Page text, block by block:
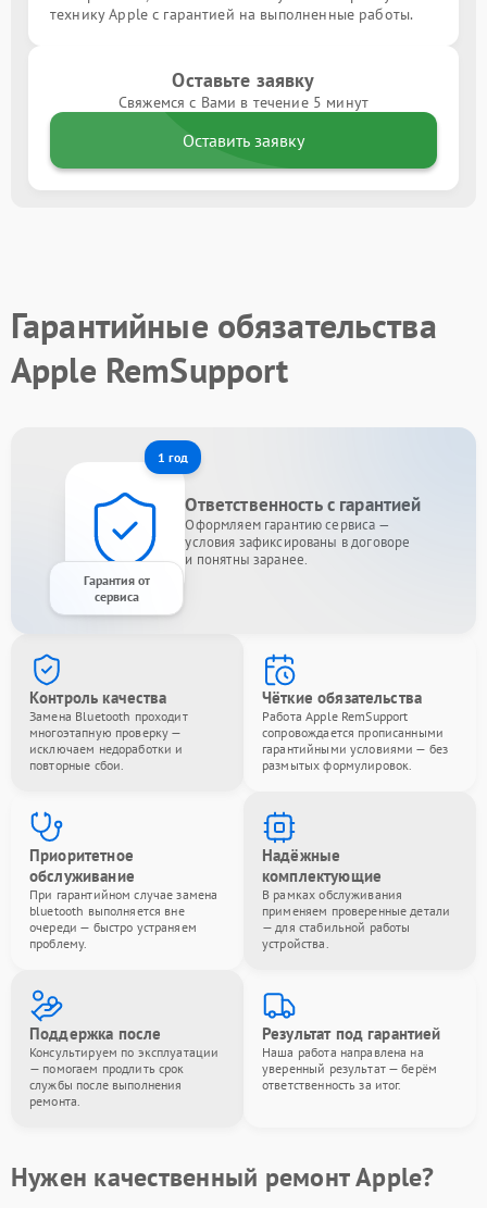
технику Apple с гарантией на выполненные работы.
Оставьте заявку
Свяжемся с Вами в течение 5 минут
Оставить заявку
Гарантийные обязательства
Apple RemSupport
1 год
Гарантия от
сервиса
Ответственность с гарантией
Оформляем гарантию сервиса —
условия зафиксированы в договоре
и понятны заранее.
Контроль качества
Замена Bluetooth проходит
многоэтапную проверку —
исключаем недоработки и
повторные сбои.
Чёткие обязательства
Работа Apple RemSupport
сопровождается прописанными
гарантийными условиями — без
размытых формулировок.
Приоритетное
обслуживание
При гарантийном случае замена
bluetooth выполняется вне
очереди — быстро устраняем
проблему.
Надёжные
комплектующие
В рамках обслуживания
применяем проверенные детали
— для стабильной работы
устройства.
Поддержка после
Консультируем по эксплуатации
— помогаем продлить срок
службы после выполнения
ремонта.
Результат под гарантией
Наша работа направлена на
уверенный результат — берём
ответственность за итог.
Нужен качественный ремонт Apple?